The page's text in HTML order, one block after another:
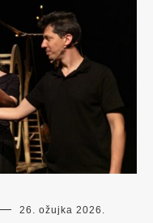
26. ožujka 2026.